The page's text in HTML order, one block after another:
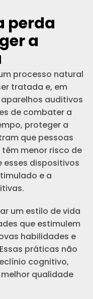
perda
a
processo natural
tratada e, em
auditivos
de combater a
proteger a
que pessoas
menor risco de
esses dispositivos
e a
um estilo de vida
que estimulem
habilidades e
práticas não
cognitivo,
qualidade